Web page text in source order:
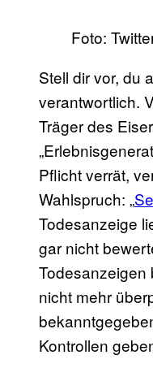
Foto:
Stell dir vor, du
verantwortlich.
Träger des
Pflicht verrät,
Wahlspruch: „
Todesanzeige
gar nicht
Todesanzeigen
nicht mehr
Kontrollen